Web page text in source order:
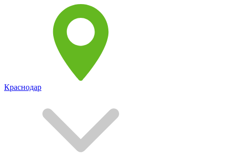
Краснодар